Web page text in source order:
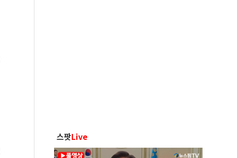
스팟Live